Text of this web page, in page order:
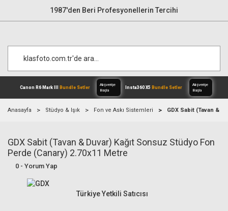
1987'den Beri Profesyonellerin Tercihi
Canon R6 Mark IIIBundle Setler
Alışverişe
Anasayfa Stüdyo & Işık Fon ve Askı Sistemleri GDX Sabit (Tavan &
GDX Sabit (Tavan & Duvar) Kağıt Sonsuz Stüdyo Fon
Perde (Canary) 2.70x11 Metre
0 - Yorum Yap
Türkiye Yetkili Satıcısı